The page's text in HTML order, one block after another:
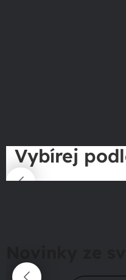
Vybírej